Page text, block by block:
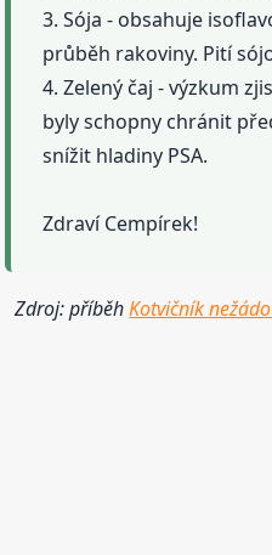
3. Sója - obsahuje
průběh rakoviny. Pití
4. Zelený čaj - výzkum
byly schopny chránit
snížit hladiny PSA.
Zdraví Cempírek!
Zdroj: příběhKotvičník